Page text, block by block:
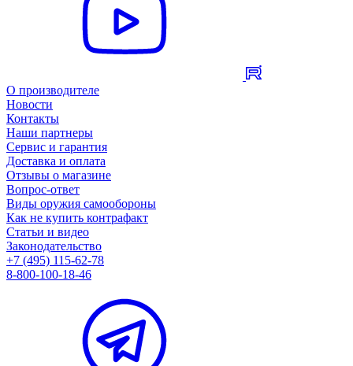
О производителе
Новости
Контакты
Наши партнеры
Сервис и гарантия
Доставка и оплата
Отзывы о магазине
Вопрос-ответ
Виды оружия самообороны
Как не купить контрафакт
Статьи и видео
Законодательство
+7 (495) 115-62-78
8-800-100-18-46